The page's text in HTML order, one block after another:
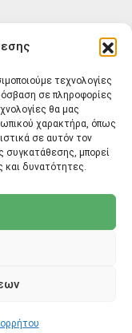
τεχνολογίες
σε πληροφορίες
θα μας
χαρακτήρα, όπως
σε αυτόν τον
συγκατάθεσης, μπορεί
και δυνατότητες.